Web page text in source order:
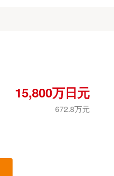
15,800万日元
672.8万元